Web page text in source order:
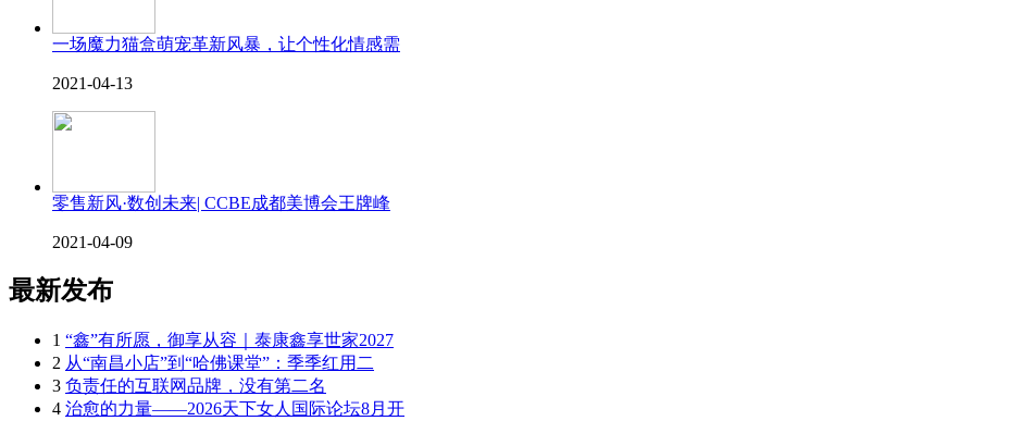
一场魔力猫盒萌宠革新风暴，让个性化情感需
2021-04-13
零售新风·数创未来| CCBE成都美博会王牌峰
2021-04-09
最新发布
1 “鑫”有所愿，御享从容｜泰康鑫享世家2027
2 从“南昌小店”到“哈佛课堂”：季季红用二
3 负责任的互联网品牌，没有第二名
4 治愈的力量——2026天下女人国际论坛8月开